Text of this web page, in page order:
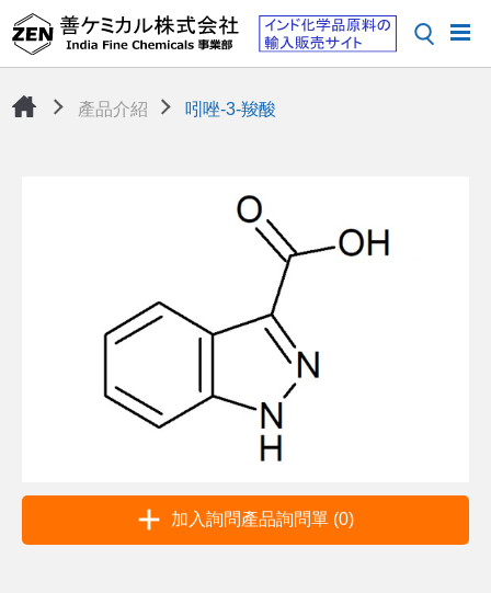
產品介紹 吲唑-3-羧酸
加入詢問產品詢問單 (0)